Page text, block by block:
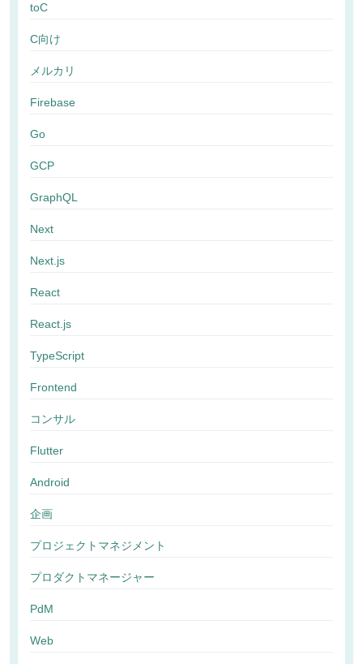
toC
C向け
メルカリ
Firebase
Go
GCP
GraphQL
Next
Next.js
React
React.js
TypeScript
Frontend
コンサル
Flutter
Android
企画
プロジェクトマネジメント
プロダクトマネージャー
PdM
Web